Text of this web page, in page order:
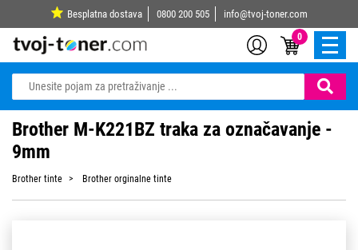
Besplatna dostava 0800 200 505 info@tvoj-toner.com
0
Brother M-K221BZ traka za označavanje -
9mm
Brother tinte Brother orginalne tinte